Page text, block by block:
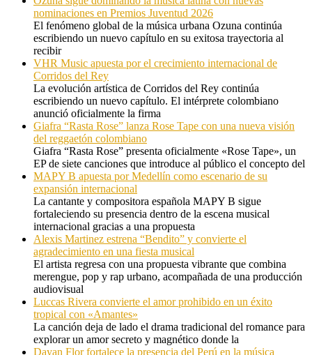
nominaciones en Premios Juventud 2026
El fenómeno global de la música urbana Ozuna continúa
escribiendo un nuevo capítulo en su exitosa trayectoria al
recibir
VHR Music apuesta por el crecimiento internacional de
Corridos del Rey
La evolución artística de Corridos del Rey continúa
escribiendo un nuevo capítulo. El intérprete colombiano
anunció oficialmente la firma
Giafra “Rasta Rose” lanza Rose Tape con una nueva visión
del reggaetón colombiano
Giafra “Rasta Rose” presenta oficialmente «Rose Tape», un
EP de siete canciones que introduce al público el concepto del
MAPY B apuesta por Medellín como escenario de su
expansión internacional
La cantante y compositora española MAPY B sigue
fortaleciendo su presencia dentro de la escena musical
internacional gracias a una propuesta
Alexis Martinez estrena “Bendito” y convierte el
agradecimiento en una fiesta musical
El artista regresa con una propuesta vibrante que combina
merengue, pop y rap urbano, acompañada de una producción
audiovisual
Luccas Rivera convierte el amor prohibido en un éxito
tropical con «Amantes»
La canción deja de lado el drama tradicional del romance para
explorar un amor secreto y magnético donde la
Dayan Flor fortalece la presencia del Perú en la música